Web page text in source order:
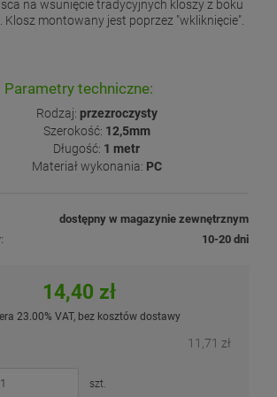
na wsunięcie tradycyjnych kloszy z boku
Klosz montowany jest poprzez "wkliknięcie".
Parametry techniczne:
Rodzaj: przezroczysty
Szerokość: 12,5mm
Długość: 1 metr
Materiał wykonania: PC
dostępny w magazynie zewnętrznym
10-20 dni
14,40 zł
23.00% VAT, bez kosztów dostawy
11,71 zł
szt.